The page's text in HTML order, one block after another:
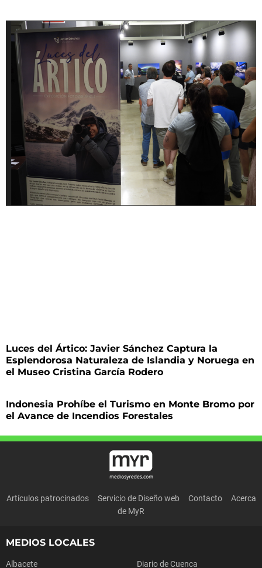
Luces del Ártico: Javier Sánchez Captura la
Esplendorosa Naturaleza de Islandia y Noruega en
el Museo Cristina García Rodero
Indonesia Prohíbe el Turismo en Monte Bromo por
el Avance de Incendios Forestales
Artículos patrocinados Servicio de Diseño web Contacto
Acerca
de MyR
MEDIOS LOCALES
Albacete Diario de Cuenca